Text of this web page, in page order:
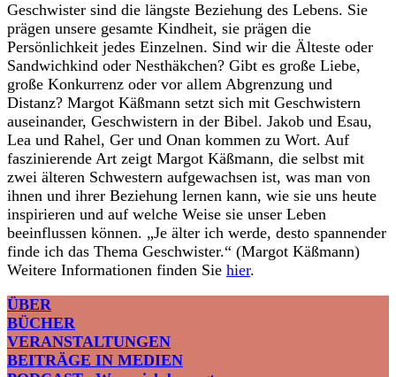
Geschwister sind die längste Beziehung des Lebens. Sie
prägen unsere gesamte Kindheit, sie prägen die
Persönlichkeit jedes Einzelnen. Sind wir die Älteste oder
Sandwichkind oder Nesthäkchen? Gibt es große Liebe,
große Konkurrenz oder vor allem Abgrenzung und
Distanz? Margot Käßmann setzt sich mit Geschwistern
auseinander, Geschwistern in der Bibel. Jakob und Esau,
Lea und Rahel, Ger und Onan kommen zu Wort. Auf
faszinierende Art zeigt Margot Käßmann, die selbst mit
zwei älteren Schwestern aufgewachsen ist, was man von
ihnen und ihrer Beziehung lernen kann, wie sie uns heute
inspirieren und auf welche Weise sie unser Leben
beeinflussen können. „Je älter ich werde, desto spannender
finde ich das Thema Geschwister.“ (Margot Käßmann)
Weitere Informationen finden Sie hier.
ÜBER
BÜCHER
VERANSTALTUNGEN
BEITRÄGE IN MEDIEN